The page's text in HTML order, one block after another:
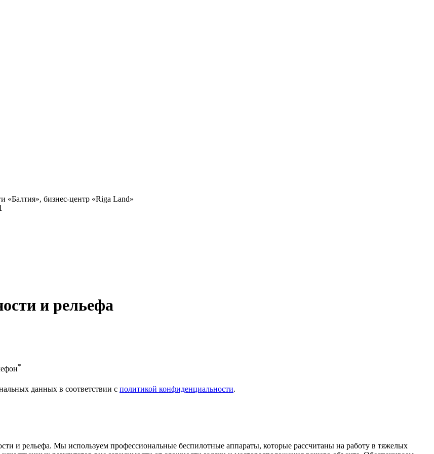
«Балтия», бизнес-центр «Riga Land»
и рельефа
*
данных в соответствии с политикой конфиденциальности.
и рельефа. Мы используем профессиональные беспилотные аппараты, которые рассчитаны на работу в тяжелых